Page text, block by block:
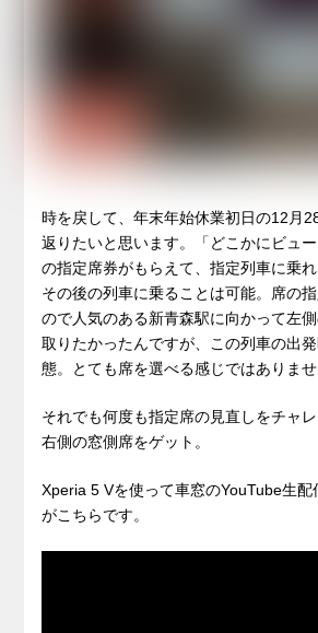
時を戻して、年末年始休業初日の12月
返りたいと思います。「どこかにビュ
の指定席券がもらえて、指定列車に乗れ
その後の列車に乗ることは可能。席の
ので人気のある新青森駅に向かって左
取りたかったんですが、この列車の出
態。とても席を選べる感じではありませ
それでも何度も指定席の見直しをチャ
右側の窓側席をゲット。
Xperia 5 Vを使って車窓のYouTube生
がこちらです。